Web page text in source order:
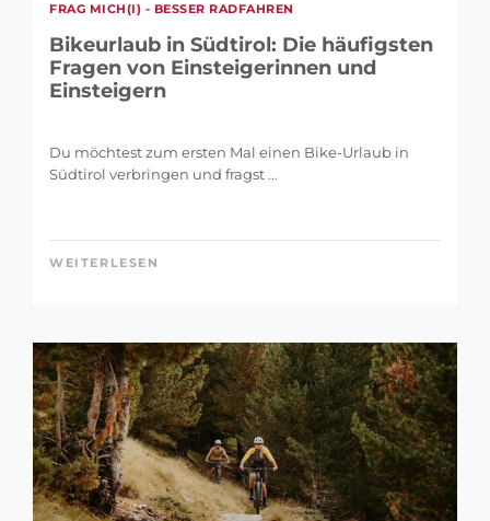
FRAG MICH(I) - BESSER RADFAHREN
Bikeurlaub in Südtirol: Die häufigsten
Fragen von Einsteigerinnen und
Einsteigern
Du möchtest zum ersten Mal einen Bike-Urlaub in
Südtirol verbringen und fragst ...
WEITERLESEN